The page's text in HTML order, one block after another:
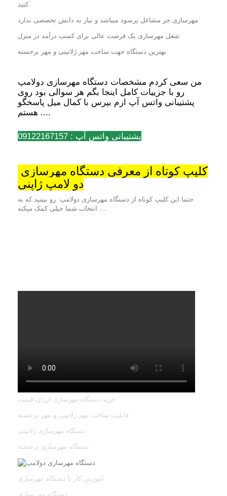
کنید
مهرسازی جز مشاغل پرسود میباشد و نیاز به دانش تخصصی ندارد
شغل مهرسازی یک فرصت عالی برای کسب درآمد در منزل
بهترین دستگاه جهت ساخت مهر ژلاتینی و مهر برجسته
من سعی کردم مشخصات دستگاه مهرسازی دولامپ
رو با جزییات کامل اینجا بگم هر سوالی بود روی
پشتیبانی واتس آپ ازم بپرس با کمال میل پاسخگو
هستم ....
پشتیبانی واتس آپ : 09122167157
دو لامپ ژاپنی
حتما این کلیپ کوتاه از دستگاه مهرسازی دولامپ رو ببینید که به
انتخاب شما خیلی کمک میکنه ....
خرید دستگاه مهرسازی ارزان قیمت
قابلیت ساخت مهر ژلاتینی و مهر برجسته
دستگاه مهرسازی ژلاتینی
دستگاه مهرسازی برجسته
آموزش کار با دستگاه مهرسازی
دستگاه مهر سازی